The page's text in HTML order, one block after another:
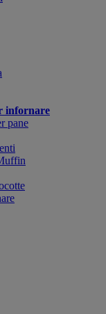
infornare
pane